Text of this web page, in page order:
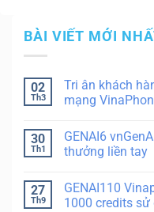
BÀI VIẾT MỚI
02
Th3
Tri ân khách
mạng
30
Th1
GENAI6
thưởng liền tay
27
Th9
GENAI110
1000 credits sử